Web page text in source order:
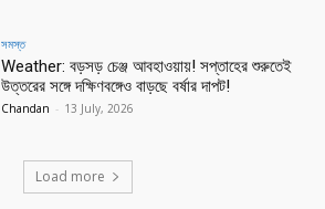
সমস্ত
Weather: বড়সড় চেঞ্জ আবহাওয়ায়! সপ্তাহের শুরুতেই
উত্তরের সঙ্গে দক্ষিণবঙ্গেও বাড়ছে বর্ষার দাপট!
Chandan - 13 July, 2026
Load more